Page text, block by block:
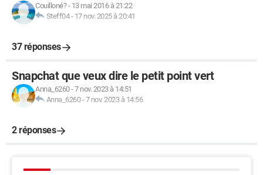
Couilloné?- 13 mai 2016 à 21:22
Steff04- 17 nov. 2025 à 20:41
37 réponses
Snapchat que veux dire le petit point vert
Anna_6260-7 nov. 2023 à 14:51
Anna_6260-7 nov. 2023 à 14:56
2 réponses